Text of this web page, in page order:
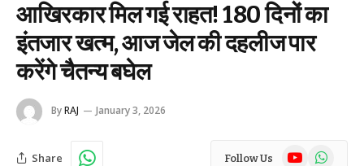
आखिरकार मिल गई राहत! 180 दिनों का
इंतजार खत्म, आज जेल की दहलीज पार
करेंगे चैतन्य बघेल
ByRAJ January 3, 2026
Share Follow Us YouTubeWhatsApp